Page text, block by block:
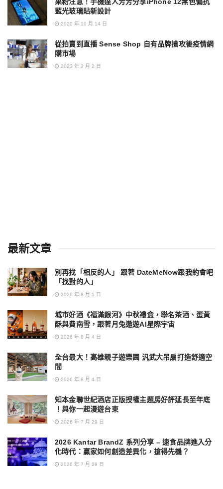
藍光玻璃貼新設計
2020 年 10 月 14 日
從拍賣到直播 Sense Shop 自有品牌搶攻後疫情網
購市場
2023 年 3 月 2 日
最新文章
別再找「相反的人」 跟著 DateMeNow跟我約會吧
「找對的人」
2026 年 8 月 5 日
城市好酒《福滿銀河》中秋禮盒，聯名茶酒、蛋黃
酥與費南雪，跟著月兔遨遊AI星際宇宙
2026 年 8 月 4 日
全台最大！高雄親子遊樂園 汎武大吊扇打造舒適空
間
2026 年 8 月 4 日
知本金聯世紀酒店正版授權主題房好評延長至年底
！與你一起漫遊台東
2026 年 7 月 29 日
2026 Kantar BrandZ 系列分享 – 速食品牌進入分
化時代：贏家如何創造差異化，搶得先機？
2026 年 7 月 29 日